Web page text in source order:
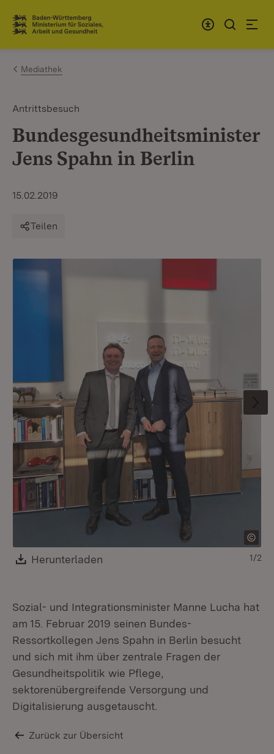
Zum Inhalt springen
Link zur Startseite
Mediathek
Antrittsbesuch
Bundesgesundheitsminister
Jens Spahn in Berlin
15.02.2019
Teilen
Download:
Herunterladen 1/2
Sozial- und Integrationsminister Manne Lucha hat
am 15. Februar 2019 seinen Bundes-
Ressortkollegen Jens Spahn in Berlin besucht
und sich mit ihm über zentrale Fragen der
Gesundheitspolitik wie Pflege,
sektorenübergreifende Versorgung und
Digitalisierung ausgetauscht.
Zurück zur Übersicht